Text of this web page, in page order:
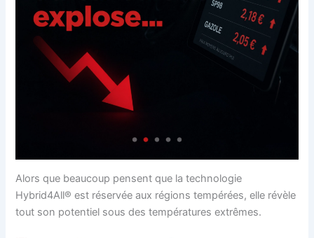
Alors que beaucoup pensent que la technologie
Hybrid4All® est réservée aux régions tempérées, elle révèle
tout son potentiel sous des températures extrêmes.